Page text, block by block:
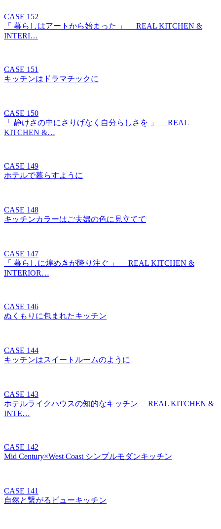
CASE 152
「 暮らしはアートから始まった 」 REAL KITCHEN &
INTERI…
CASE 151
キッチンはドラマチックに
CASE 150
「 静けさの中にさりげなく自分らしさを 」 REAL
KITCHEN &…
CASE 149
ホテルで暮らすように
CASE 148
キッチンカラーはご夫婦の色に見立てて
CASE 147
「 暮らしに煌めきが降り注ぐ 」 REAL KITCHEN &
INTERIOR…
CASE 146
ぬくもりに包まれたキッチン
CASE 144
キッチンはスイートルームのように
CASE 143
ホテルライクハウスの知的なキッチン REAL KITCHEN &
INTE…
CASE 142
Mid Century×West Coast シンプルモダンキッチン
CASE 141
自然と繋がるビューキッチン